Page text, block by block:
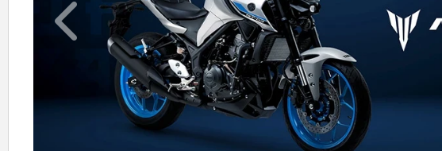
Anterior